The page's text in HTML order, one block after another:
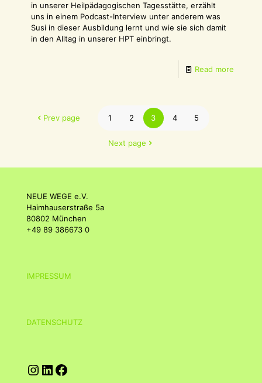
in unserer Heilpädagogischen Tagesstätte, erzählt
uns in einem Podcast-Interview unter anderem was
Susi in dieser Ausbildung lernt und wie sie sich damit
in den Alltag in unserer HPT einbringt.
Read more
Prev page 1 2 3 4 5
Next page
NEUE WEGE e.V.
Haimhauserstraße 5a
80802 München
+49 89 386673 0
IMPRESSUM
DATENSCHUTZ
Instagram
LinkedIn
Facebook